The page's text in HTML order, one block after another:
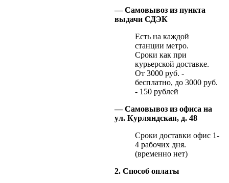
— Самовывоз из пункта
выдачи СДЭК
Есть на каждой
станции метро.
Сроки как при
курьерской доставке.
От 3000 руб. -
бесплатно, до 3000 руб.
- 150 рублей
— Самовывоз из офиса на
ул. Курляндская, д. 48
Сроки доставки офис 1-
4 рабочих дня.
(временно нет)
2. Способ оплаты